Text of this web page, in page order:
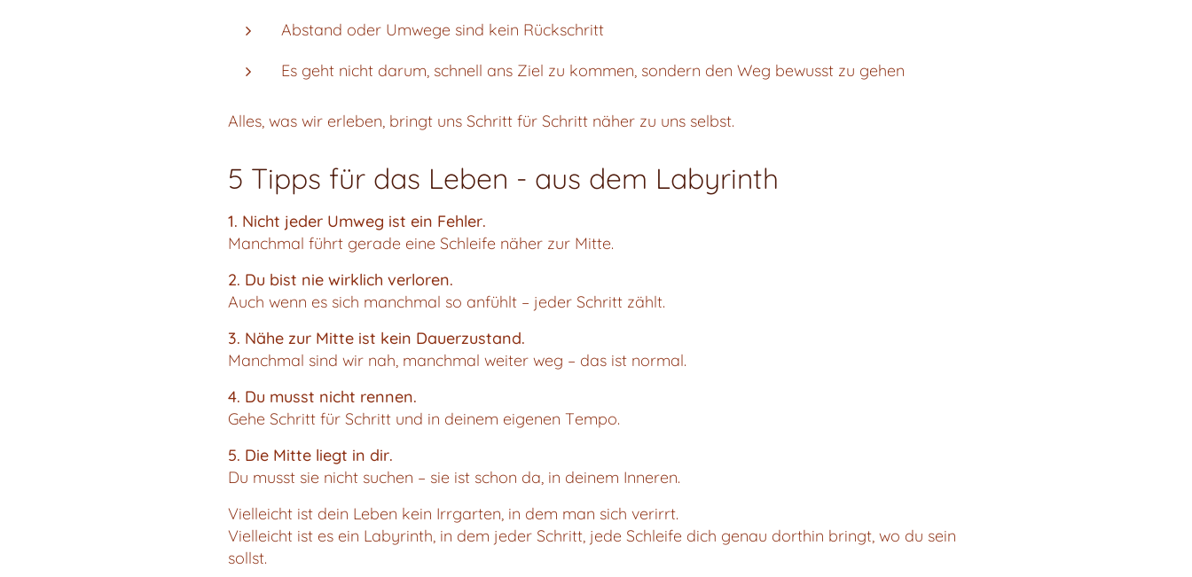
Abstand oder Umwege sind kein Rückschritt
Es geht nicht darum, schnell ans Ziel zu kommen, sondern den Weg bewusst zu gehen
Alles, was wir erleben, bringt uns Schritt für Schritt näher zu uns selbst.
5 Tipps für das Leben - aus dem Labyrinth 🌀
1. Nicht jeder Umweg ist ein Fehler.
Manchmal führt gerade eine Schleife näher zur Mitte.
2. Du bist nie wirklich verloren.
Auch wenn es sich manchmal so anfühlt – jeder Schritt zählt.
3. Nähe zur Mitte ist kein Dauerzustand.
Manchmal sind wir nah, manchmal weiter weg – das ist normal.
4. Du musst nicht rennen.
Gehe Schritt für Schritt und in deinem eigenen Tempo.
5. Die Mitte liegt in dir.
Du musst sie nicht suchen – sie ist schon da, in deinem Inneren.
Vielleicht ist dein Leben kein Irrgarten, in dem man sich verirrt.
Vielleicht ist es ein Labyrinth, in dem jeder Schritt, jede Schleife dich genau dorthin bringt, wo du sein
sollst.